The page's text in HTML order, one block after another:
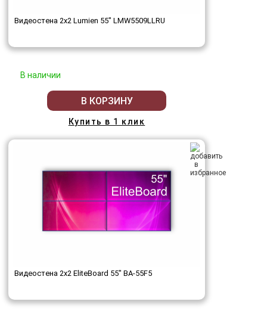
Видеостена 2x2 Lumien 55" LMW5509LLRU
В наличии
В КОРЗИНУ
Купить в 1 клик
Видеостена 2x2 EliteBoard 55" BA-55F5